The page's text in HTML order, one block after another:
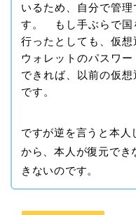
いるため、自分で管
す。 もし手ぶらで国
行ったとしても、仮
ウォレットのパスワ
できれば、以前の仮
です。
ですが逆を言うと本人
から、本人が復元でき
きないのです。